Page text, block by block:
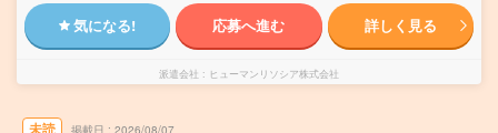
気になる! 応募へ進む 詳しく見る
派遣会社 ヒューマンリソシア株式会社
未読 掲載日 2026/08/07